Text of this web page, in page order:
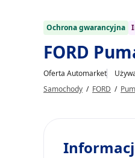
Ochrona gwarancyjna
FORD
Oferta Automarket
Samochody / FORD /